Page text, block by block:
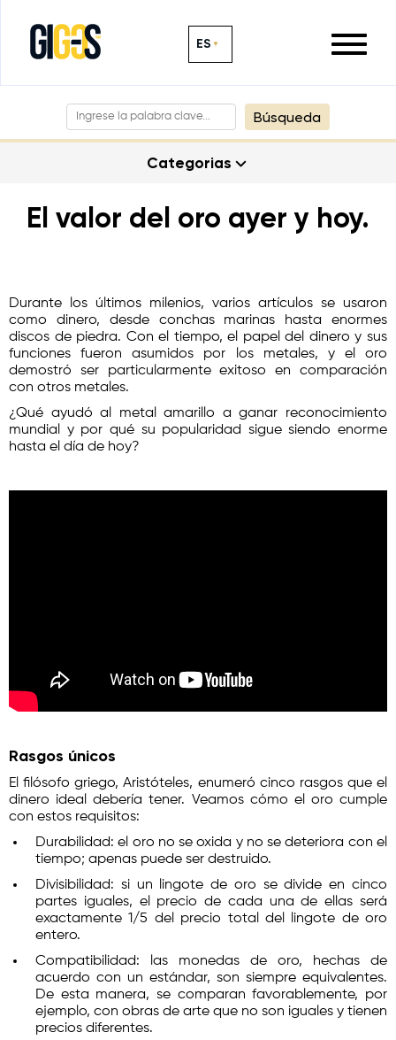
ES
Categorias
Búsqueda
El valor del oro ayer y hoy.
Durante los últimos milenios, varios artículos se usaron
como dinero, desde conchas marinas hasta enormes
discos de piedra. Con el tiempo, el papel del dinero y sus
funciones fueron asumidos por los metales, y el oro
demostró ser particularmente exitoso en comparación
con otros metales.
¿Qué ayudó al metal amarillo a ganar reconocimiento
mundial y por qué su popularidad sigue siendo enorme
hasta el día de hoy?
Rasgos únicos
El filósofo griego, Aristóteles, enumeró cinco rasgos que el
dinero ideal debería tener. Veamos cómo el oro cumple
con estos requisitos:
Durabilidad: el oro no se oxida y no se deteriora con el
tiempo; apenas puede ser destruido.
Divisibilidad: si un lingote de oro se divide en cinco
partes iguales, el precio de cada una de ellas será
exactamente 1/5 del precio total del lingote de oro
entero.
Compatibilidad: las monedas de oro, hechas de
acuerdo con un estándar, son siempre equivalentes.
De esta manera, se comparan favorablemente, por
ejemplo, con obras de arte que no son iguales y tienen
precios diferentes.